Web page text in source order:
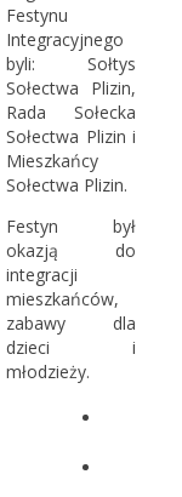
Festynu
Integracyjnego
byli: Sołtys
Sołectwa Plizin,
Rada Sołecka
Sołectwa Plizin i
Mieszkańcy
Sołectwa Plizin.
Festyn był
okazją do
integracji
mieszkańców,
zabawy dla
dzieci i
młodzieży.